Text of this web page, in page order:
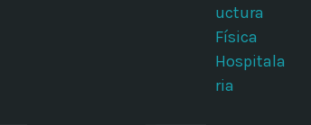
uctura
Física
Hospitala
ria